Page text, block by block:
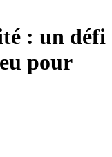
: un défi
pour